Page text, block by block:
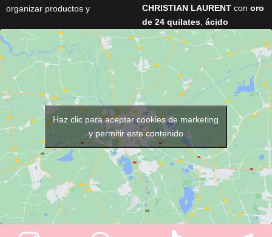
organizar productos y
Cuenta con
estructura
metálica resistente,
amplios estantes de madera
y4 ruedas giratorias
proporcionando movilidad,
estabilidad y gran capacidad de
almacenamiento para centros
de estética y salones de
belleza.
CHRISTIAN LAURENT con oro
de 24 quilates ácido
hialurónico
y
Matrixyl® 3000
proporciona un efecto
reafirmante inmediato, hidrata
intensamente y ayuda a reducir
la apariencia de las arrugas. Su
formato de2 x 5 mles ideal
para disfrutar de un tratamiento
de lujo en cualquier momento.
Haz clic para aceptar cookies de marketing
y permitir este contenido